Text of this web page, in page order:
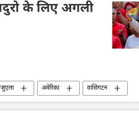
के लिए अगली
अमेरिका
वाशिंगटन